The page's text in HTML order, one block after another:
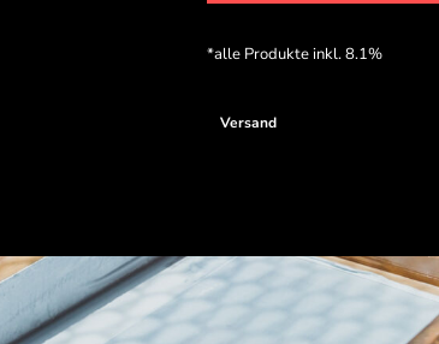
*alle Produkte inkl. 8.1%
Versand